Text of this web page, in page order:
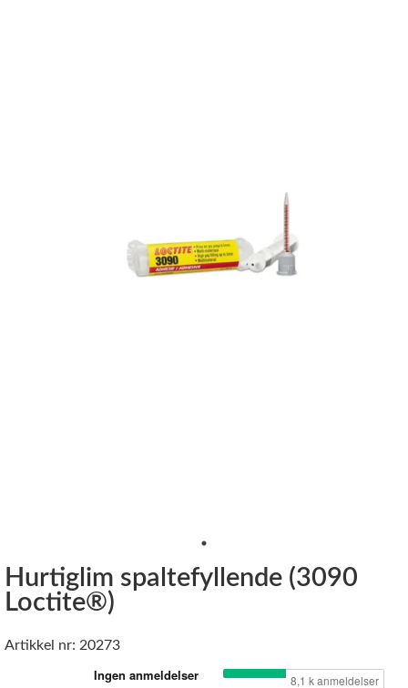
Hurtiglim spaltefyllende (3090
Loctite®)
Artikkel nr: 20273